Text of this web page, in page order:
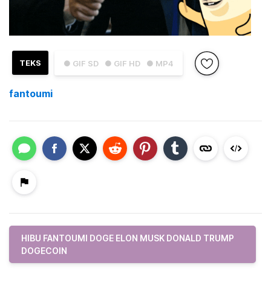
● GIF SD ● GIF HD ● MP4
TEKS
fantoumi
HIBU FANTOUMI DOGE ELON MUSK DONALD TRUMP
DOGECOIN